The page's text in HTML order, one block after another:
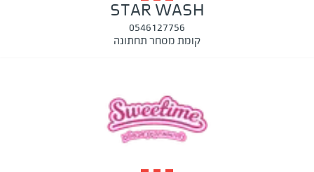
STAR WASH
0546127756
קומת מסחר תחתונה